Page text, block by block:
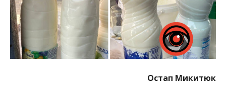
Остап Микитюк